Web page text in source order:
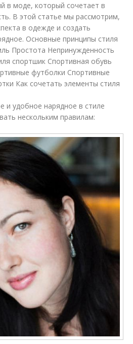
в моде, который сочетает в
В этой статье мы рассмотрим,
в одежде и создать
Основные принципы стиля
Простота Непринужденность
спортшик Спортивная обувь
футболки Спортивные
Как сочетать элементы стиля
и удобное нарядное в стиле
нескольким правилам: